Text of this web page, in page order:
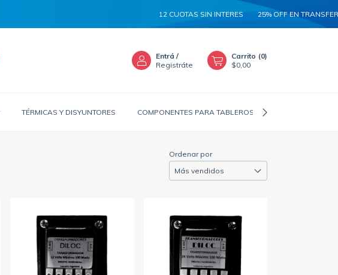
12 CUOTAS SIN INTERES 25% OFF EN TRANSFERENCIA
Entrá /
Registráte
Carrito (0)
$0,00
TÉRMICAS Y DISYUNTORES COMPONENTES PARA TABLEROS
Ordenar por